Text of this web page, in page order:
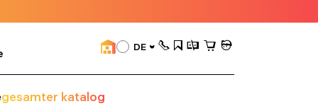
DE
gesamter katalog